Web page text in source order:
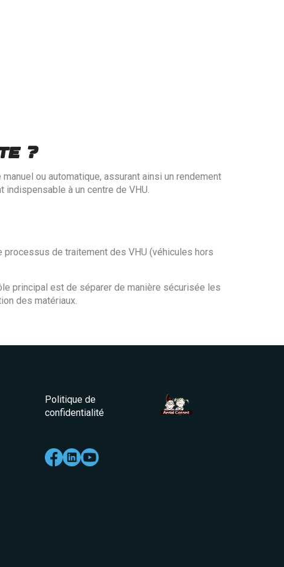
?
ou automatique, assurant ainsi un rendement
à un centre de VHU.
de traitement des VHU (véhicules hors
principal est de séparer de manière sécurisée les
des matériaux.
Politique de
confidentialité